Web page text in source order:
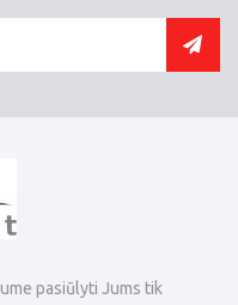
pasiūlyti Jums tik